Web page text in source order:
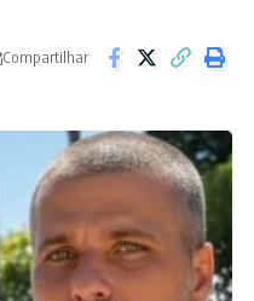
Compartilhar